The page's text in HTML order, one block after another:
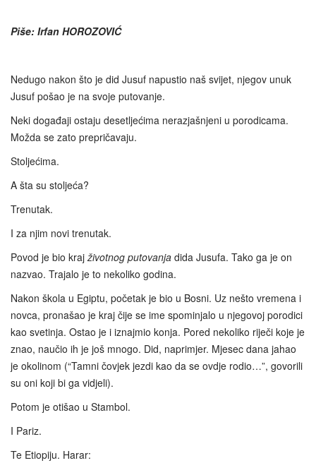
Piše: Irfan HOROZOVIĆ
Nedugo nakon što je did Jusuf napustio naš svijet, njegov unuk
Jusuf pošao je na svoje putovanje.
Neki događaji ostaju desetljećima nerazjašnjeni u porodicama.
Možda se zato prepričavaju.
Stoljećima.
A šta su stoljeća?
Trenutak.
I za njim novi trenutak.
Povod je bio krajživotnog putovanja dida Jusufa. Tako ga je on
nazvao. Trajalo je to nekoliko godina.
Nakon škola u Egiptu, početak je bio u Bosni. Uz nešto vremena i
novca, pronašao je kraj čije se ime spominjalo u njegovoj porodici
kao svetinja. Ostao je i iznajmio konja. Pored nekoliko riječi koje je
znao, naučio ih je još mnogo. Did, naprimjer. Mjesec dana jahao
je okolinom (“Tamni čovjek jezdi kao da se ovdje rodio…”, govorili
su oni koji bi ga vidjeli).
Potom je otišao u Stambol.
I Pariz.
Te Etiopiju. Harar: